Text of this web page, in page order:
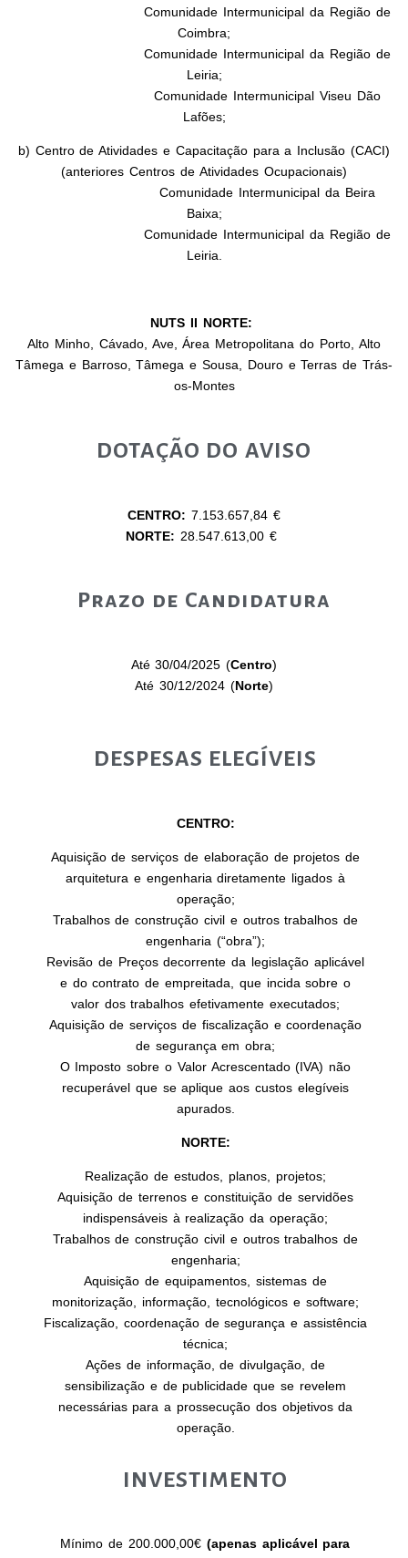
Comunidade Intermunicipal da Região de
Coimbra;
Comunidade Intermunicipal da Região de
Leiria;
Comunidade Intermunicipal Viseu Dão
Lafões;
b) Centro de Atividades e Capacitação para a Inclusão (CACI)
(anteriores Centros de Atividades Ocupacionais)
Comunidade Intermunicipal da Beira
Baixa;
Comunidade Intermunicipal da Região de
Leiria.
NUTS II NORTE:
Alto Minho, Cávado, Ave, Área Metropolitana do Porto, Alto
Tâmega e Barroso, Tâmega e Sousa, Douro e Terras de Trás-
os-Montes
DOTAÇÃO DO AVISO
CENTRO: 7.153.657,84 €
NORTE: 28.547.613,00 €
Prazo de Candidatura
Até 30/04/2025 (Centro)
Até 30/12/2024 (Norte)
DESPESAS ELEGÍVEIS
CENTRO:
Aquisição de serviços de elaboração de projetos de
arquitetura e engenharia diretamente ligados à
operação;
Trabalhos de construção civil e outros trabalhos de
engenharia (“obra”);
Revisão de Preços decorrente da legislação aplicável
e do contrato de empreitada, que incida sobre o
valor dos trabalhos efetivamente executados;
Aquisição de serviços de fiscalização e coordenação
de segurança em obra;
O Imposto sobre o Valor Acrescentado (IVA) não
recuperável que se aplique aos custos elegíveis
apurados.
NORTE:
Realização de estudos, planos, projetos;
Aquisição de terrenos e constituição de servidões
indispensáveis à realização da operação;
Trabalhos de construção civil e outros trabalhos de
engenharia;
Aquisição de equipamentos, sistemas de
monitorização, informação, tecnológicos e software;
Fiscalização, coordenação de segurança e assistência
técnica;
Ações de informação, de divulgação, de
sensibilização e de publicidade que se revelem
necessárias para a prossecução dos objetivos da
operação.
INVESTIMENTO
Mínimo de 200.000,00€ (apenas aplicável para